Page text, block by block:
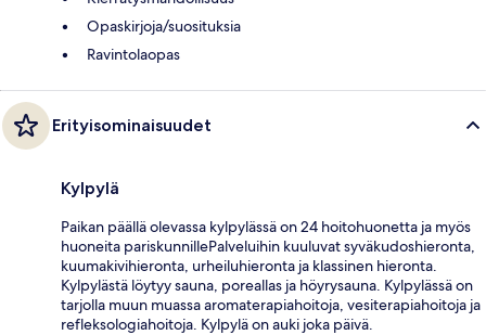
Opaskirjoja/suosituksia
Ravintolaopas
Erityisominaisuudet
Kylpylä
Paikan päällä olevassa kylpylässä on 24 hoitohuonetta ja myös
huoneita pariskunnillePalveluihin kuuluvat syväkudoshieronta,
kuumakivihieronta, urheiluhieronta ja klassinen hieronta.
Kylpylästä löytyy sauna, poreallas ja höyrysauna. Kylpylässä on
tarjolla muun muassa aromaterapiahoitoja, vesiterapiahoitoja ja
refleksologiahoitoja. Kylpylä on auki joka päivä.